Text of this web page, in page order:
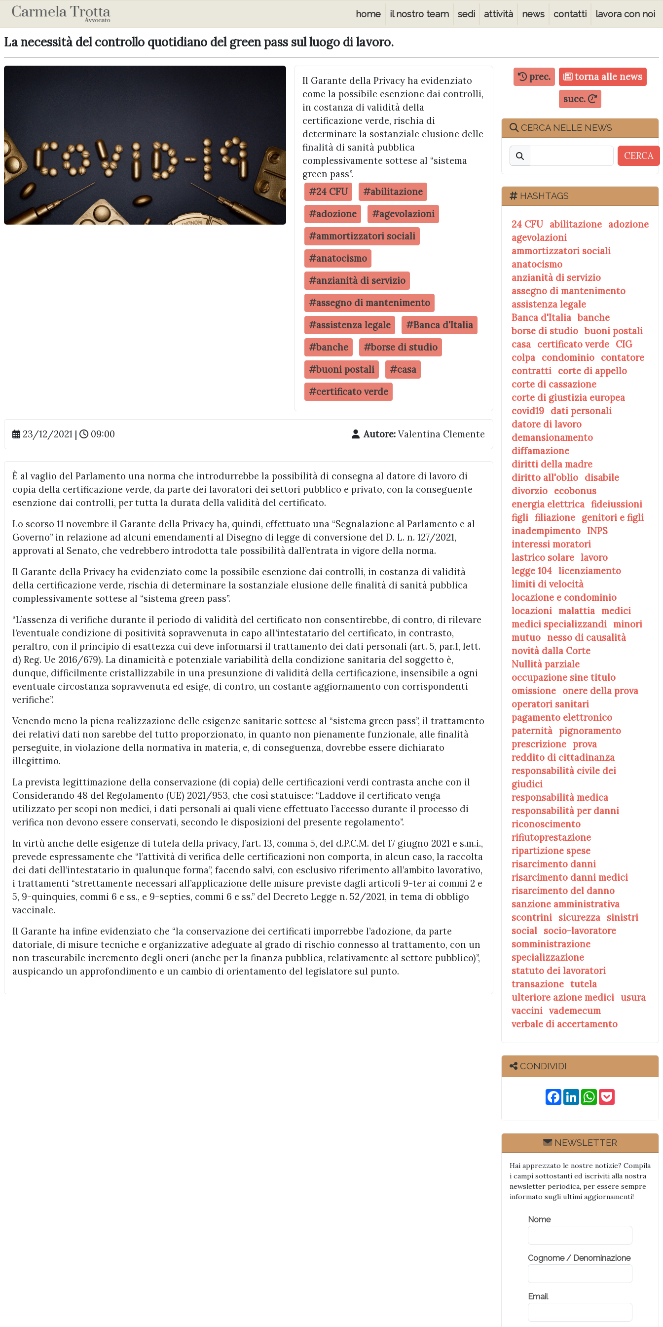
home il nostro team sedi attività news contatti lavora con noi
La necessità del controllo quotidiano del green pass sul luogo di lavoro.
Il Garante della Privacy ha evidenziato
come la possibile esenzione dai controlli,
in costanza di validità della
certificazione verde, rischia di
determinare la sostanziale elusione delle
finalità di sanità pubblica
complessivamente sottese al “sistema
green pass”.
#24 CFU
#abilitazione
#adozione
#agevolazioni
#ammortizzatori sociali
#anatocismo
#anzianità di servizio
#assegno di mantenimento
#assistenza legale
#Banca d'Italia
#banche
#borse di studio
#buoni postali
#casa
#certificato verde
23/12/2021 | 09:00 Autore: Valentina Clemente
È al vaglio del Parlamento una norma che introdurrebbe la possibilità di consegna al datore di lavoro di
copia della certificazione verde, da parte dei lavoratori dei settori pubblico e privato, con la conseguente
esenzione dai controlli, per tutta la durata della validità del certificato.
Lo scorso 11 novembre il Garante della Privacy ha, quindi, effettuato una “Segnalazione al Parlamento e al
Governo” in relazione ad alcuni emendamenti al Disegno di legge di conversione del D. L. n. 127/2021,
approvati al Senato, che vedrebbero introdotta tale possibilità dall’entrata in vigore della norma.
Il Garante della Privacy ha evidenziato come la possibile esenzione dai controlli, in costanza di validità
della certificazione verde, rischia di determinare la sostanziale elusione delle finalità di sanità pubblica
complessivamente sottese al “sistema green pass”.
“L’assenza di verifiche durante il periodo di validità del certificato non consentirebbe, di contro, di rilevare
l’eventuale condizione di positività sopravvenuta in capo all’intestatario del certificato, in contrasto,
peraltro, con il principio di esattezza cui deve informarsi il trattamento dei dati personali (art. 5, par.1, lett.
d) Reg. Ue 2016/679). La dinamicità e potenziale variabilità della condizione sanitaria del soggetto è,
dunque, difficilmente cristallizzabile in una presunzione di validità della certificazione, insensibile a ogni
eventuale circostanza sopravvenuta ed esige, di contro, un costante aggiornamento con corrispondenti
verifiche”.
Venendo meno la piena realizzazione delle esigenze sanitarie sottese al “sistema green pass”, il trattamento
dei relativi dati non sarebbe del tutto proporzionato, in quanto non pienamente funzionale, alle finalità
perseguite, in violazione della normativa in materia, e, di conseguenza, dovrebbe essere dichiarato
illegittimo.
La prevista legittimazione della conservazione (di copia) delle certificazioni verdi contrasta anche con il
Considerando 48 del Regolamento (UE) 2021/953, che così statuisce: “Laddove il certificato venga
utilizzato per scopi non medici, i dati personali ai quali viene effettuato l’accesso durante il processo di
verifica non devono essere conservati, secondo le disposizioni del presente regolamento”.
In virtù anche delle esigenze di tutela della privacy, l’art. 13, comma 5, del d.P.C.M. del 17 giugno 2021 e s.m.i.,
prevede espressamente che “l’attività di verifica delle certificazioni non comporta, in alcun caso, la raccolta
dei dati dell’intestatario in qualunque forma”, facendo salvi, con esclusivo riferimento all’ambito lavorativo,
i trattamenti “strettamente necessari all’applicazione delle misure previste dagli articoli 9-ter ai commi 2 e
5, 9-quinquies, commi 6 e ss., e 9-septies, commi 6 e ss.” del Decreto Legge n. 52/2021, in tema di obbligo
vaccinale.
Il Garante ha infine evidenziato che “la conservazione dei certificati imporrebbe l’adozione, da parte
datoriale, di misure tecniche e organizzative adeguate al grado di rischio connesso al trattamento, con un
non trascurabile incremento degli oneri (anche per la finanza pubblica, relativamente al settore pubblico)”,
auspicando un approfondimento e un cambio di orientamento del legislatore sul punto.
prec.
torna alle news
succ.
CERCA NELLE NEWS
CERCA
HASHTAGS
24 CFU abilitazione adozione
agevolazioni
ammortizzatori sociali
anatocismo
anzianità di servizio
assegno di mantenimento
assistenza legale
Banca d'Italia banche
borse di studio buoni postali
casa certificato verde CIG
colpa condominio contatore
contratti corte di appello
corte di cassazione
corte di giustizia europea
covid19 dati personali
datore di lavoro
demansionamento
diffamazione
diritti della madre
diritto all'oblio disabile
divorzio ecobonus
energia elettrica fideiussioni
figli filiazione genitori e figli
inadempimento INPS
interessi moratori
lastrico solare lavoro
legge 104 licenziamento
limiti di velocità
locazione e condominio
locazioni malattia medici
medici specializzandi minori
mutuo nesso di causalità
novità dalla Corte
Nullità parziale
occupazione sine titulo
omissione onere della prova
operatori sanitari
pagamento elettronico
paternità pignoramento
prescrizione prova
reddito di cittadinanza
responsabilità civile dei
giudici
responsabilità medica
responsabilità per danni
riconoscimento
rifiutoprestazione
ripartizione spese
risarcimento danni
risarcimento danni medici
risarcimento del danno
sanzione amministrativa
scontrini sicurezza sinistri
social socio-lavoratore
somministrazione
specializzazione
statuto dei lavoratori
transazione tutela
ulteriore azione medici usura
vaccini vademecum
verbale di accertamento
CONDIVIDI
F
a
c
o
o
k
L
i
n
d
I
n
W
h
a
A
p
p
t
NEWSLETTER
Hai apprezzato le nostre notizie? Compila
i campi sottostanti ed iscriviti alla nostra
newsletter periodica, per essere sempre
informato sugli ultimi aggiornamenti!
Nome
Cognome / Denominazione
Email